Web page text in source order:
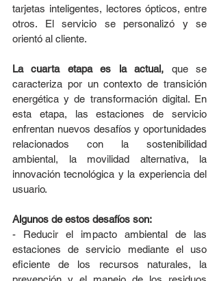
tarjetas inteligentes, lectores ópticos, entre
otros. El servicio se personalizó y se
orientó al cliente.
La cuarta etapa es la actual, que se
caracteriza por un contexto de transición
energética y de transformación digital. En
esta etapa, las estaciones de servicio
enfrentan nuevos desafíos y oportunidades
relacionados con la sostenibilidad
ambiental, la movilidad alternativa, la
innovación tecnológica y la experiencia del
usuario.
Algunos de estos desafíos son:
- Reducir el impacto ambiental de las
estaciones de servicio mediante el uso
eficiente de los recursos naturales, la